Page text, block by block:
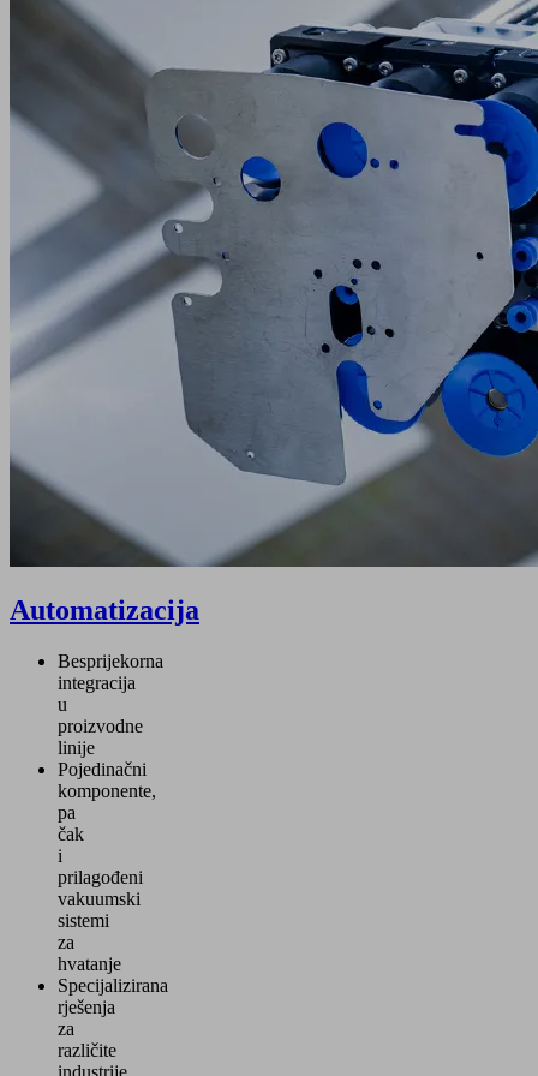
Automatizacija
Besprijekorna
integracija
u
proizvodne
linije
Pojedinačni
komponente,
pa
čak
i
prilagođeni
vakuumski
sistemi
za
hvatanje
Specijalizirana
rješenja
za
različite